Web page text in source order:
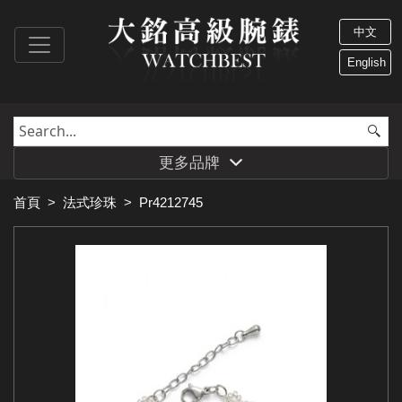
中文
English
更多品牌
首頁 > 法式珍珠 > Pr4212745